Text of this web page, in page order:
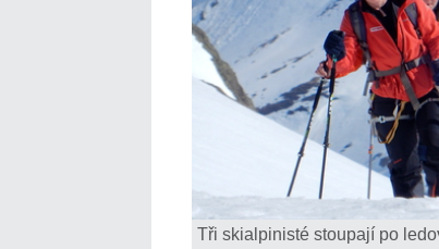
Tři skialpinisté stoupají po